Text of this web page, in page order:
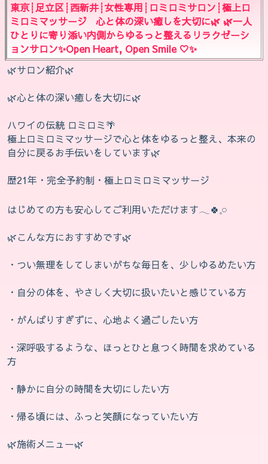
東京┊︎足立区┊︎西新井┊︎女性専用┊︎ロミロミサロン┊︎極上ロ
ミロミマッサージ ‬ 心と体の深い癒しを大切に🌿 🌿一人
ひとりに寄り添い内側からゆるっと整えるリラクゼーシ
ョンサロン✨Open Heart, Open Smile 🤍✨ ‬
🌿‬サロン紹介🌿‬
🌿‬心と体の深い癒しを大切に🌿‬
ハワイの伝統 ロミロミ🌴
極上ロミロミマッサージで心と体をゆるっと整え、本来の
自分に戻るお手伝いをしています🌿‬
歴21年・完全予約制・極上ロミロミマッサージ
はじめての方も安心してご利用いただけます𓂃🍀𓈒𓏸
🌿‬こんな方におすすめです🌿‬
・つい無理をしてしまいがちな毎日を、少しゆるめたい方
・自分の体を、やさしく大切に扱いたいと感じている方
・がんばりすぎずに、心地よく過ごしたい方
・深呼吸するような、ほっとひと息つく時間を求めている
方
・静かに自分の時間を大切にしたい方
・帰る頃には、ふっと笑顔になっていたい方
🌿‬施術メニュー🌿‬